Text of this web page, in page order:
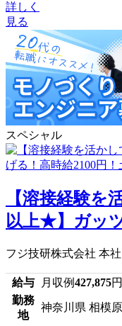
詳しく
見る
スペシャル
【溶接経験を
以上★】ガッ
フジ技研株式会社 本社
給与 月収例427,875円
勤務
地
神奈川県 相模